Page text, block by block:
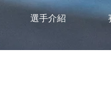
選手介紹